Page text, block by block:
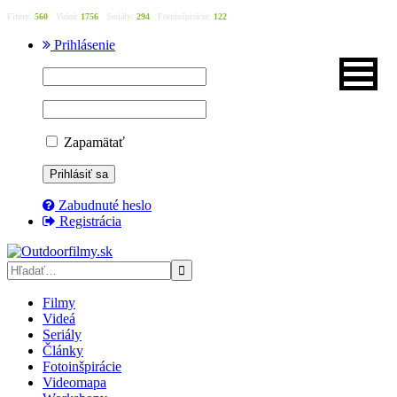
Filmy: 560 Videá: 1756 Seriály: 294 Fotoinšpirácie: 122
Prihlásenie
Zapamätať
Zabudnuté heslo
Registrácia
Filmy
Videá
Seriály
Články
Fotoinšpirácie
Videomapa